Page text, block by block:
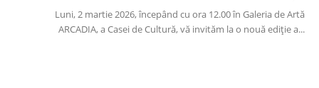
Luni, 2 martie 2026, începând cu ora 12.00 în Galeria de Artă
ARCADIA, a Casei de Cultură, vă invităm la o nouă ediție a...